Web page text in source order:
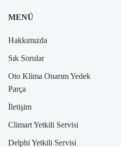
MENÜ
Hakkımızda
Sık Sorular
Oto Klima Onarım Yedek
Parça
İletişim
Climart Yetkili Servisi
Delphi Yetkili Servisi